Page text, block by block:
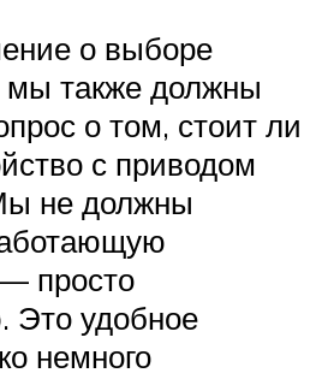
о выборе
мы также должны
о том, стоит ли
с приводом
не должны
— просто
Это удобное
немного